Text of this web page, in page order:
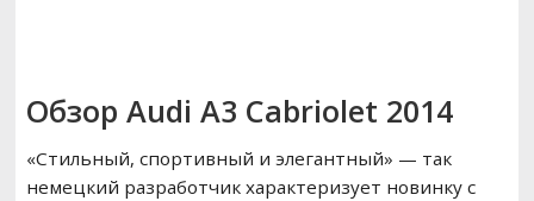
Обзор Audi A3 Cabriolet 2014
«Стильный, спортивный и элегантный» — так
немецкий разработчик характеризует новинку с